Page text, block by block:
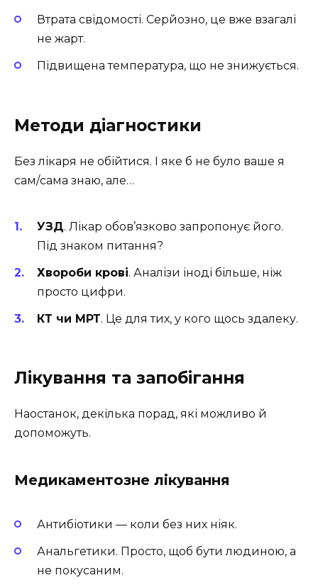
Втрата свідомості. Серйозно, це вже взагалі
не жарт.
Підвищена температура, що не знижується.
Методи діагностики
Без лікаря не обійтися. І яке б не було ваше я
сам/сама знаю, але…
УЗД. Лікар обов’язково запропонує його.
Під знаком питання?
Хвороби крові. Аналізи іноді більше, ніж
просто цифри.
КТ чи МРТ. Це для тих, у кого щось здалеку.
Лікування та запобігання
Наостанок, декілька порад, які можливо й
допоможуть.
Медикаментозне лікування
Антибіотики — коли без них ніяк.
Анальгетики. Просто, щоб бути людиною, а
не покусаним.